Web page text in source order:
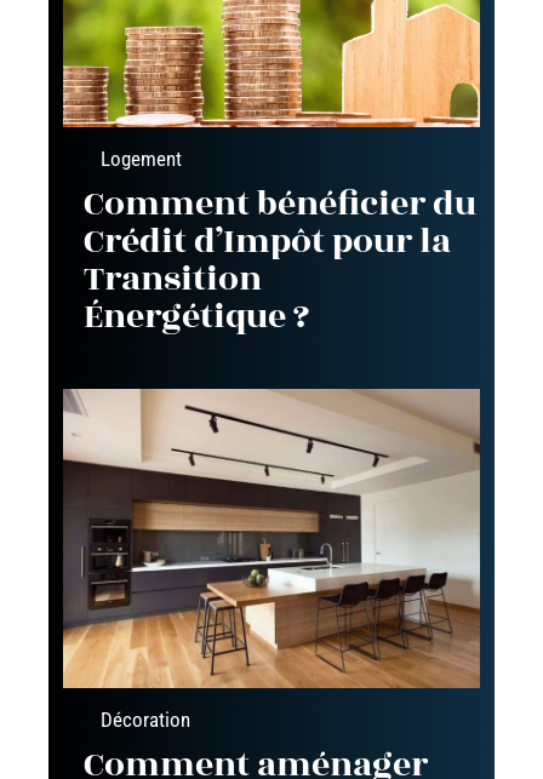
Logement
Comment bénéficier du
Crédit d’Impôt pour la
Transition
Énergétique ?
Décoration
Comment aménager